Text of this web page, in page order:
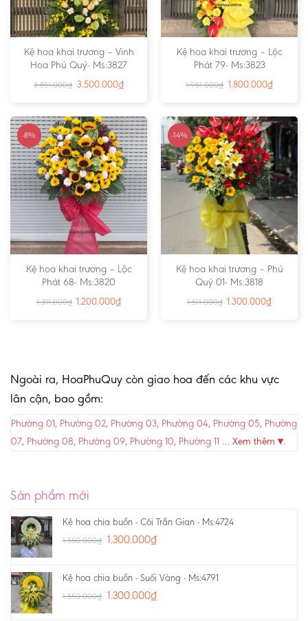
Kệ hoa khai trương – Vinh
Hoa Phú Quý- Ms:3827
3.851.000₫ 3.500.000₫
Kệ hoa khai trương – Lộc
Phát 79- Ms:3823
1.951.000₫ 1.800.000₫
-8%
Kệ hoa khai trương – Lộc
Phát 68- Ms:3820
1.311.000₫ 1.200.000₫
-14%
Kệ hoa khai trương – Phú
Quý 01- Ms:3818
1.511.000₫ 1.300.000₫
Ngoài ra, HoaPhuQuy còn giao hoa đến các khu vực
lân cận, bao gồm:
Phường 01, Phường 02, Phường 03, Phường 04, Phường 05, Phường
07, Phường 08, Phường 09, Phường 10, Phường 11 … Xem thêm ▾.
Sản phẩm mới
Kệ hoa chia buồn - Cõi Trần Gian - Ms:4724
1.550.000₫ 1.300.000₫
Kệ hoa chia buồn - Suối Vàng - Ms:4791
1.550.000₫ 1.300.000₫